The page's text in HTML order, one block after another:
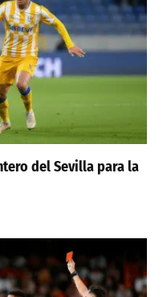
del Sevilla para la